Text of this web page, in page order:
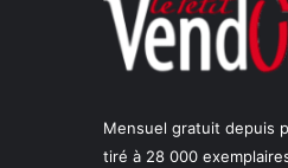
Mensuel gratuit depuis
tiré à 28 000